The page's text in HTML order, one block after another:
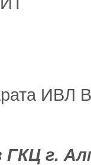
ИВЛ
ГКЦ г.